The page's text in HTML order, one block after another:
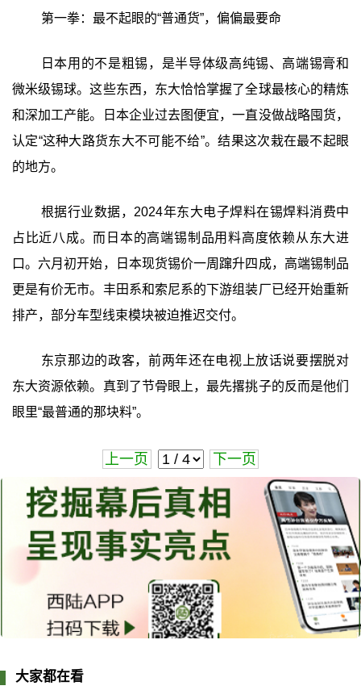
第一拳：最不起眼的“普通货”，偏偏最要命
日本用的不是粗锡，是半导体级高纯锡、高端锡膏和
微米级锡球。这些东西，东大恰恰掌握了全球最核心的精炼
和深加工产能。日本企业过去图便宜，一直没做战略囤货，
认定“这种大路货东大不可能不给”。结果这次栽在最不起眼
的地方。
根据行业数据，2024年东大电子焊料在锡焊料消费中
占比近八成。而日本的高端锡制品用料高度依赖从东大进
口。六月初开始，日本现货锡价一周蹿升四成，高端锡制品
更是有价无市。丰田系和索尼系的下游组装厂已经开始重新
排产，部分车型线束模块被迫推迟交付。
东京那边的政客，前两年还在电视上放话说要摆脱对
东大资源依赖。真到了节骨眼上，最先撂挑子的反而是他们
眼里“最普通的那块料”。
上一页 下一页
大家都在看